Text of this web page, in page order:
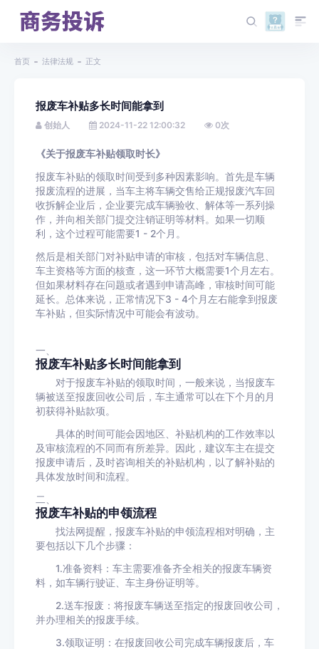
首页 法律法规 正文
报废车补贴多长时间能拿到
创始人 2024-11-22 12:00:32 0次
《关于报废车补贴领取时长》
报废车补贴的领取时间受到多种因素影响。首先是车辆
报废流程的进展，当车主将车辆交售给正规报废汽车回
收拆解企业后，企业要完成车辆验收、解体等一系列操
作，并向相关部门提交注销证明等材料。如果一切顺
利，这个过程可能需要1 - 2个月。
然后是相关部门对补贴申请的审核，包括对车辆信息、
车主资格等方面的核查，这一环节大概需要1个月左右。
但如果材料存在问题或者遇到申请高峰，审核时间可能
延长。总体来说，正常情况下3 - 4个月左右能拿到报废
车补贴，但实际情况中可能会有波动。
一、
报废车补贴多长时间能拿到
对于报废车补贴的领取时间，一般来说，当报废车
辆被送至报废回收公司后，车主通常可以在下个月的月
初获得补贴款项。
具体的时间可能会因地区、补贴机构的工作效率以
及审核流程的不同而有所差异。因此，建议车主在提交
报废申请后，及时咨询相关的补贴机构，以了解补贴的
具体发放时间和流程。
二、
报废车补贴的申领流程
找法网提醒，报废车补贴的申领流程相对明确，主
要包括以下几个步骤：
1.准备资料：车主需要准备齐全相关的报废车辆资
料，如车辆行驶证、车主身份证明等。
2.送车报废：将报废车辆送至指定的报废回收公司，
并办理相关的报废手续。
3.领取证明：在报废回收公司完成车辆报废后，车